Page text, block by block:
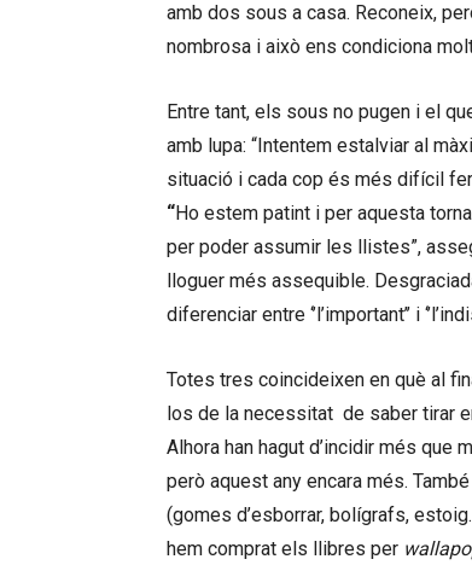
amb dos sous a casa. Reconeix,
nombrosa i això ens condiciona
Entre tant, els sous no pugen i el
amb lupa: “Intentem estalviar al
situació i cada cop és més difícil
“Ho estem patint i per aquesta
per poder assumir les llistes”,
lloguer més assequible.
diferenciar entre ‘’l’important’’ i
Totes tres coincideixen en què al
los de la necessitat de saber tirar
Alhora han hagut d’incidir més que
però aquest any encara més.
(gomes d’esborrar, bolígrafs,
hem comprat els llibres per